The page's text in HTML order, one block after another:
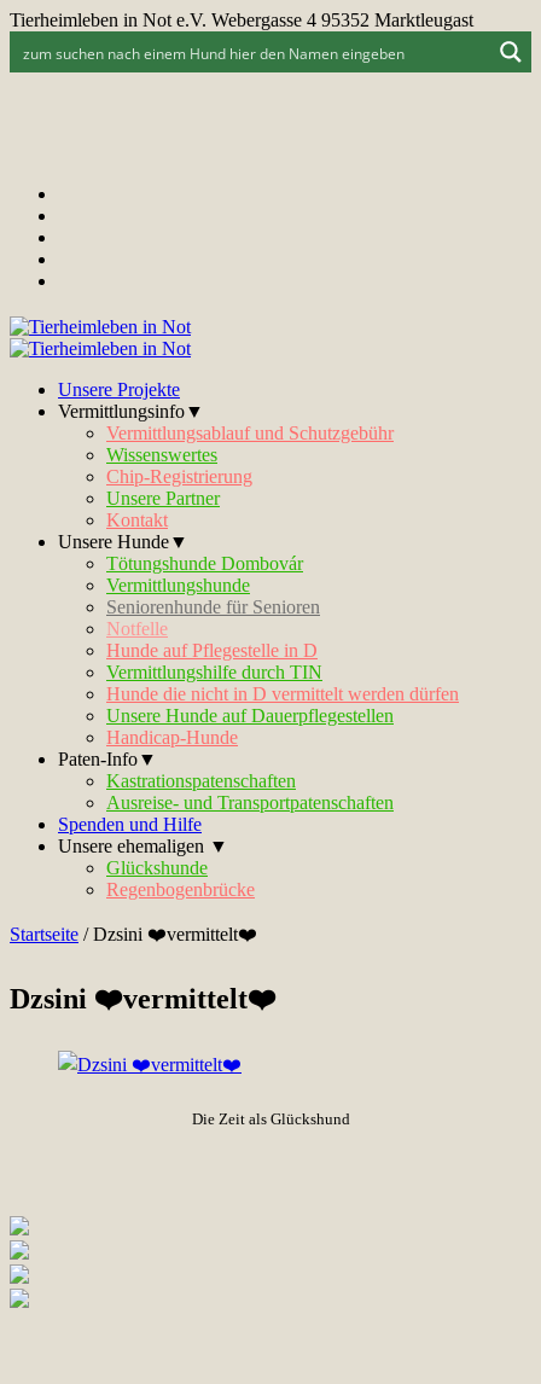
Tierheimleben in Not e.V. Webergasse 4 95352 Marktleugast
Unsere Projekte
Vermittlungsinfo▼
Vermittlungsablauf und Schutzgebühr
Wissenswertes
Chip-Registrierung
Unsere Partner
Kontakt
Unsere Hunde▼
Tötungshunde Dombovár
Vermittlungshunde
Seniorenhunde für Senioren
Notfelle
Hunde auf Pflegestelle in D
Vermittlungshilfe durch TIN
Hunde die nicht in D vermittelt werden dürfen
Unsere Hunde auf Dauerpflegestellen
Handicap-Hunde
Paten-Info▼
Kastrationspatenschaften
Ausreise- und Transportpatenschaften
Spenden und Hilfe
Unsere ehemaligen ▼
Glückshunde
Regenbogenbrücke
Startseite /Dzsini ❤️vermittelt❤️
Dzsini ❤️vermittelt❤️
Die Zeit als Glückshund